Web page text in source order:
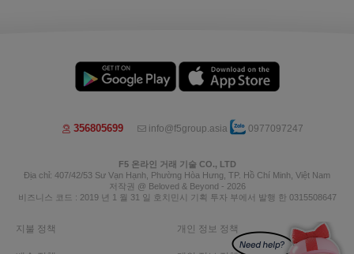
356805699 info@f5group.asia 0977097247
F5 온라인 거래 기술 CO., LTD
Địa chỉ: 407/42/53 Sư Vạn Hạnh, Phường Hòa Hưng, TP. Hồ Chí Minh, Việt Nam
저작권 @ Beloved & Beyond - 2026
비즈니스 코드 : 2019 년 1 월 31 일 호치민시 기획 투자 부에서 발행 한 0315508647
지불 정책 개인 정보 정책